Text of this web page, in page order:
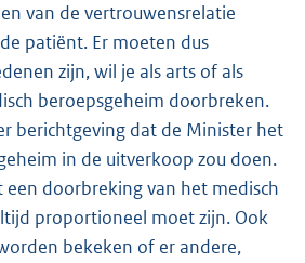
van de vertrouwensrelatie
patiënt. Er moeten dus
zijn, wil je als arts of als
beroepsgeheim doorbreken.
berichtgeving dat de Minister het
in de uitverkoop zou doen.
een doorbreking van het medisch
proportioneel moet zijn. Ook
bekeken of er andere,